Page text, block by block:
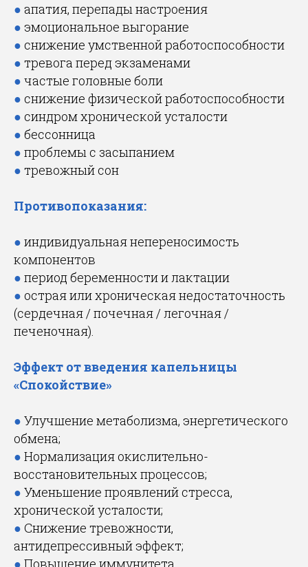
● апатия, перепады настроения
● эмоциональное выгорание
● снижение умственной работоспособности
● тревога перед экзаменами
● частые головные боли
● снижение физической работоспособности
● синдром хронической усталости
● бессонница
● проблемы с засыпанием
● тревожный сон
Противопоказания:
● индивидуальная непереносимость
компонентов
● период беременности и лактации
● острая или хроническая недостаточность
(сердечная / почечная / легочная /
печеночная).
Эффект от введения капельницы
«Спокойствие»
● Улучшение метаболизма, энергетического
обмена;
● Нормализация окислительно-
восстановительных процессов;
● Уменьшение проявлений стресса,
хронической усталости;
● Снижение тревожности,
антидепрессивный эффект;
● Повышение иммунитета,